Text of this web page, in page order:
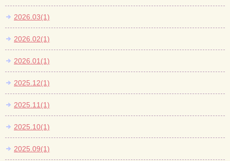
2026.03(1)
2026.02(1)
2026.01(1)
2025.12(1)
2025.11(1)
2025.10(1)
2025.09(1)